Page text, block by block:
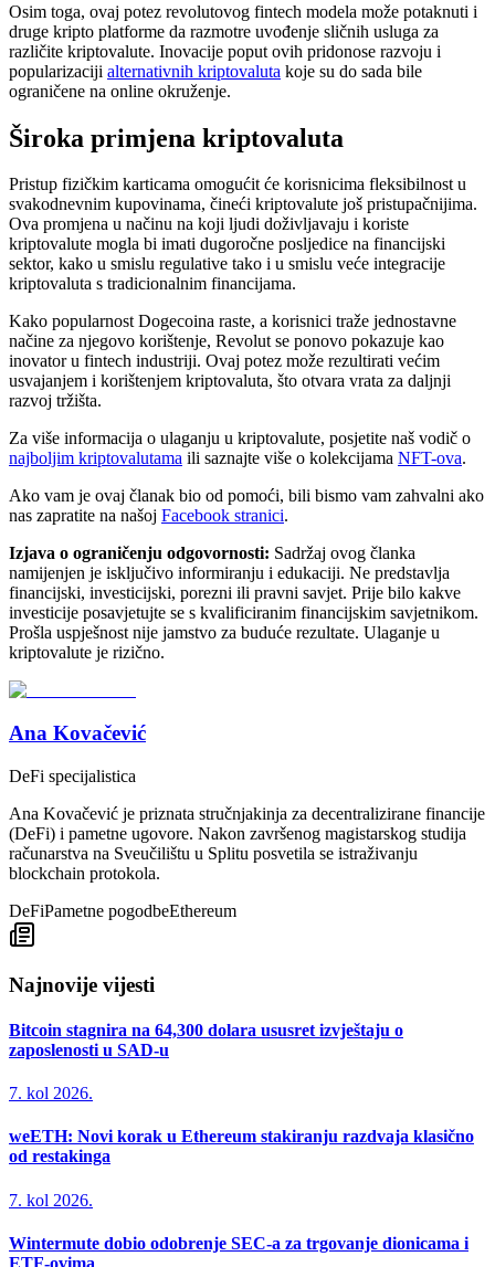
Osim toga, ovaj potez revolutovog fintech modela može potaknuti i
druge kripto platforme da razmotre uvođenje sličnih usluga za
različite kriptovalute. Inovacije poput ovih pridonose razvoju i
popularizaciji alternativnih kriptovaluta koje su do sada bile
ograničene na online okruženje.
Široka primjena kriptovaluta
Pristup fizičkim karticama omogućit će korisnicima fleksibilnost u
svakodnevnim kupovinama, čineći kriptovalute još pristupačnijima.
Ova promjena u načinu na koji ljudi doživljavaju i koriste
kriptovalute mogla bi imati dugoročne posljedice na financijski
sektor, kako u smislu regulative tako i u smislu veće integracije
kriptovaluta s tradicionalnim financijama.
Kako popularnost Dogecoina raste, a korisnici traže jednostavne
načine za njegovo korištenje, Revolut se ponovo pokazuje kao
inovator u fintech industriji. Ovaj potez može rezultirati većim
usvajanjem i korištenjem kriptovaluta, što otvara vrata za daljnji
razvoj tržišta.
Za više informacija o ulaganju u kriptovalute, posjetite naš vodič o
najboljim kriptovalutama ili saznajte više o kolekcijama NFT-ova.
Ako vam je ovaj članak bio od pomoći, bili bismo vam zahvalni ako
nas zapratite na našoj Facebook stranici.
Izjava o ograničenju odgovornosti: Sadržaj ovog članka
namijenjen je isključivo informiranju i edukaciji. Ne predstavlja
financijski, investicijski, porezni ili pravni savjet. Prije bilo kakve
investicije posavjetujte se s kvalificiranim financijskim savjetnikom.
Prošla uspješnost nije jamstvo za buduće rezultate. Ulaganje u
kriptovalute je rizično.
Ana Kovačević
DeFi specijalistica
Ana Kovačević je priznata stručnjakinja za decentralizirane financije
(DeFi) i pametne ugovore. Nakon završenog magistarskog studija
računarstva na Sveučilištu u Splitu posvetila se istraživanju
blockchain protokola.
DeFiPametne pogodbeEthereum
Najnovije vijesti
Bitcoin stagnira na 64,300 dolara ususret izvještaju o
zaposlenosti u SAD-u
7. kol 2026.
weETH: Novi korak u Ethereum stakiranju razdvaja klasično
od restakinga
7. kol 2026.
Wintermute dobio odobrenje SEC-a za trgovanje dionicama i
ETF-ovima